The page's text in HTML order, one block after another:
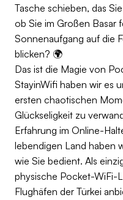
Tasche schieben, das
ob Sie im Großen Basar
Sonnenaufgang auf die
blicken? 🌍
Das ist die Magie von
StayinWifi haben wir es
ersten chaotischen
Glückseligkeit zu
Erfahrung im Online-
lebendigen Land haben
wie Sie bedient. Als
physische Pocket-WiFi-
Flughäfen der Türkei